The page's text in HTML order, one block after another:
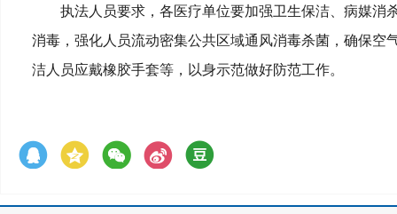
执法人员要求，各医疗单位要加强卫生保洁、病媒消
消毒，强化人员流动密集公共区域通风消毒杀菌，确保
洁人员应戴橡胶手套等，以身示范做好防范工作。